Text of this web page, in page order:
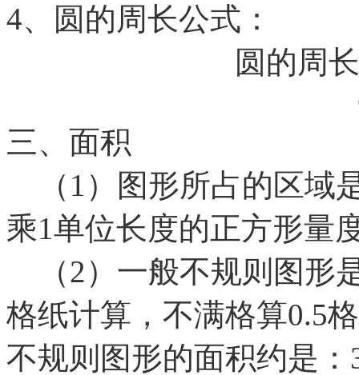
4、圆的周长公式：
圆的周长
三、面积
（1）图形所占的区域
乘1单位长度的正方形量
（2）一般不规则图形
格纸计算，不满格算0.5
不规则图形的面积约是：